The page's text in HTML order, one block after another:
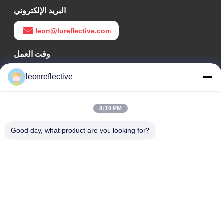
البريد الإلكتروني
leon@lureflective.com
وقت العمل
9:00-18:00
عنواننا
التكنولوجيا العالية، هيفي، أنهوي، الصين
leonreflective
8:10 PM
Good day, what product are you looking for?